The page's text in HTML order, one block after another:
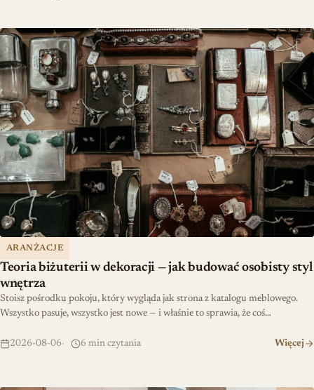
ARANŻACJE
Teoria biżuterii w dekoracji — jak budować osobisty styl
wnętrza
Stoisz pośrodku pokoju, który wygląda jak strona z katalogu meblowego.
Wszystko pasuje, wszystko jest nowe — i właśnie to sprawia, że coś…
2026-08-06 6 min czytania Więcej
Teoria biżuterii w dekoracji — jak budować osobisty styl wnętrza